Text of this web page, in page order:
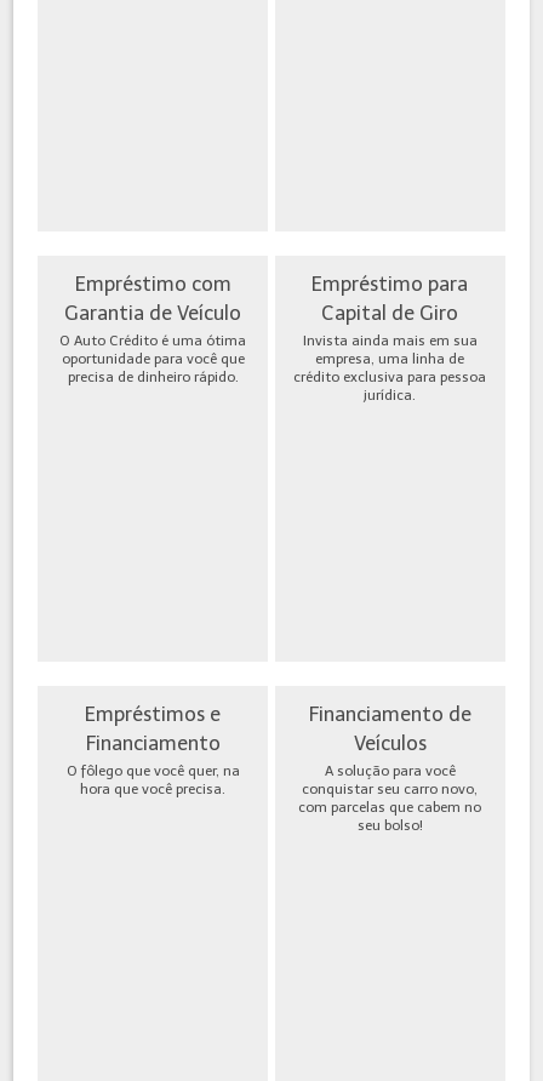
Empréstimo com
Garantia de Veículo
O Auto Crédito é uma ótima
oportunidade para você que
precisa de dinheiro rápido.
Empréstimo para
Capital de Giro
Invista ainda mais em sua
empresa, uma linha de
crédito exclusiva para pessoa
jurídica.
Empréstimos e
Financiamento
O fôlego que você quer, na
hora que você precisa.
Financiamento de
Veículos
A solução para você
conquistar seu carro novo,
com parcelas que cabem no
seu bolso!